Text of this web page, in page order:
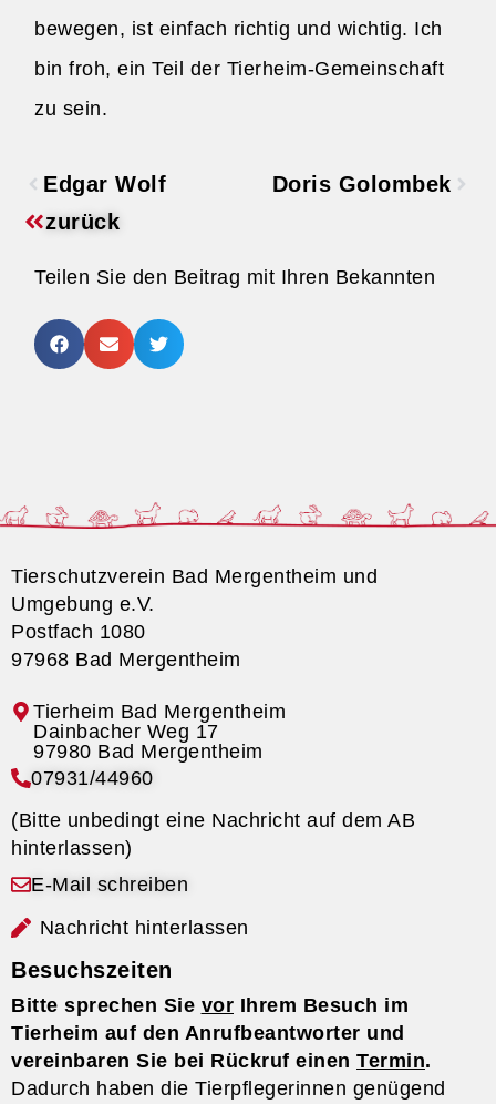
bewegen, ist einfach richtig und wichtig. Ich
bin froh, ein Teil der Tierheim-Gemeinschaft
zu sein.
Edgar Wolf
Doris Golombek
zurück
Teilen Sie den Beitrag mit Ihren Bekannten
Tierschutzverein Bad Mergentheim und
Umgebung e.V.
Postfach 1080
97968 Bad Mergentheim
Tierheim Bad Mergentheim
07931/44960
(Bitte unbedingt eine Nachricht auf dem AB
hinterlassen)
E-Mail schreiben
Nachricht hinterlassen
Besuchszeiten
Bitte sprechen Sie vor Ihrem Besuch im
Tierheim auf den Anrufbeantworter und
vereinbaren Sie bei Rückruf einen Termin.
Dadurch haben die Tierpflegerinnen genügend